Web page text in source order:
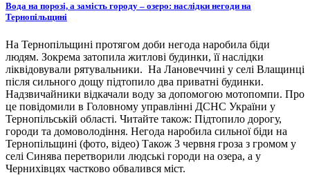
Вода на порозі, а замість городу – озеро: наслідки негоди на
Тернопільщині
На Тернопільщині протягом доби негода наробила біди
людям. Зокрема затопила житлові будинки, її наслідки
ліквідовували рятувальники. На Лановеччині у селі Влащинці
після сильного дощу підтопило два приватні будинки.
Надзвичайники відкачали воду за допомогою мотопомпи. Про
це повідомили в Головному управлінні ДСНС України у
Тернопільській області. Читайте також: Підтопило дорогу,
городи та домоволодіння. Негода наробила сильної біди на
Тернопільщині (фото, відео) Також 3 червня гроза з громом у
селі Синява перетворили людські городи на озера, а у
Чернихівцях частково обвалився міст.